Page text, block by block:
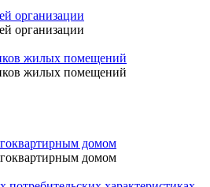
организации
организации
жилых помещений
жилых помещений
домом
домом